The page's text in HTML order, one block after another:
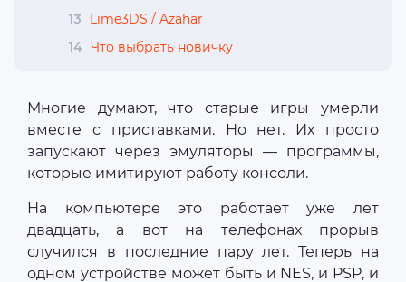
13
Lime3DS / Azahar
14 Что выбрать новичку
Многие думают, что старые игры умерли
вместе с приставками. Но нет. Их просто
запускают через эмуляторы — программы,
которые имитируют работу консоли.
На компьютере это работает уже лет
двадцать, а вот на телефонах прорыв
случился в последние пару лет. Теперь на
одном устройстве может быть и NES, и PSP, и